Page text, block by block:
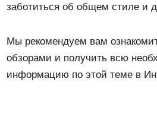
заботиться об общем стиле и
Мы рекомендуем вам
обзорами и получить всю
информацию по этой теме в